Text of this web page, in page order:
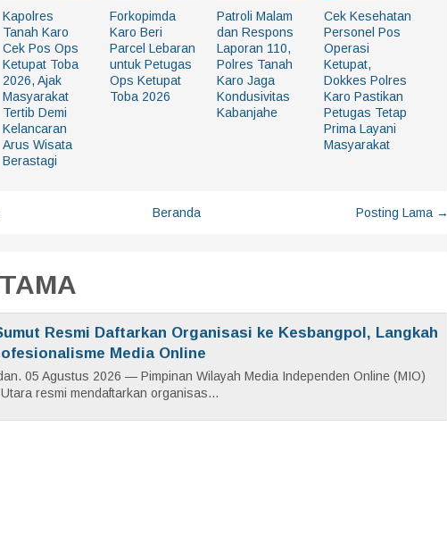
Kapolres
Tanah Karo
Cek Pos Ops
Ketupat Toba
2026, Ajak
Masyarakat
Tertib Demi
Kelancaran
Arus Wisata
Berastagi
Forkopimda
Karo Beri
Parcel Lebaran
untuk Petugas
Ops Ketupat
Toba 2026
Patroli Malam
dan Respons
Laporan 110,
Polres Tanah
Karo Jaga
Kondusivitas
Kabanjahe
Cek Kesehatan
Personel Pos
Operasi
Ketupat,
Dokkes Polres
Karo Pastikan
Petugas Tetap
Prima Layani
Masyarakat
Posting Lama →
Beranda
Resmi Daftarkan Organisasi ke Kesbangpol, Langkah
Media Online
05 Agustus 2026 — Pimpinan Wilayah Media Independen Online (MIO)
resmi mendaftarkan organisas...